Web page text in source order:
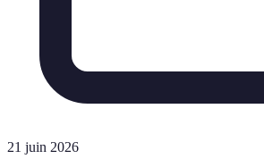
21 juin 2026